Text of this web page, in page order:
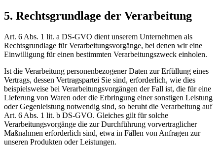
5. Rechtsgrundlage der Verarbeitung
Art. 6 Abs. 1 lit. a DS-GVO dient unserem Unternehmen als
Rechtsgrundlage für Verarbeitungsvorgänge, bei denen wir eine
Einwilligung für einen bestimmten Verarbeitungszweck einholen.
Ist die Verarbeitung personenbezogener Daten zur Erfüllung eines
Vertrags, dessen Vertragspartei Sie sind, erforderlich, wie dies
beispielsweise bei Verarbeitungsvorgängen der Fall ist, die für eine
Lieferung von Waren oder die Erbringung einer sonstigen Leistung
oder Gegenleistung notwendig sind, so beruht die Verarbeitung auf
Art. 6 Abs. 1 lit. b DS-GVO. Gleiches gilt für solche
Verarbeitungsvorgänge die zur Durchführung vorvertraglicher
Maßnahmen erforderlich sind, etwa in Fällen von Anfragen zur
unseren Produkten oder Leistungen.